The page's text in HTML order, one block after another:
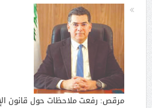
مرقص: رفعت ملاحظات حول قانون